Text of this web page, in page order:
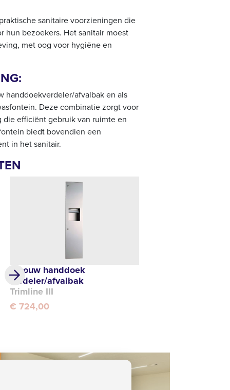
sanitaire voorzieningen die
bezoekers. Het sanitair moest
met oog voor hygiëne en
handdoekverdeler/afvalbak en als
Deze combinatie zorgt voor
efficiënt gebruik van ruimte en
biedt bovendien een
in het sanitair.
Inbouw handdoek
verdeler/afvalbak
Trimline III
€ 724,00